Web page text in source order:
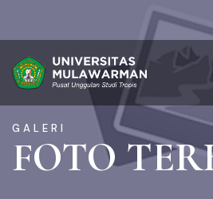
GALERI
FOTO